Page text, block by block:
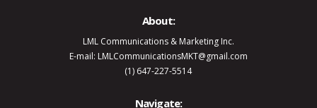
About:
LML Communications & Marketing Inc.
E-mail: LMLCommunicationsMKT@gmail.com
(1) 647-227-5514
Navigate: